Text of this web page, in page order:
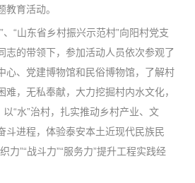
育活动。
、“山东省乡村振兴示范村”向阳村党支
志的带领下，参加活动人员依次参观了
心、党建博物馆和民俗博物馆，了解村
难，无私奉献，大力挖掘村内水文化，
以“水”治村，扎实推动乡村产业、文
斗进程，体验泰安本土近现代民族民
力”“战斗力”“服务力”提升工程实践经